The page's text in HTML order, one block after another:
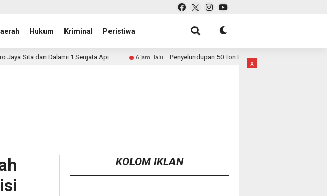
Hukum Kriminal Peristiwa
Api 6 jam lalu Penyelundupan 50 Ton Pasir Timah ke Malaysia Dibongkar, Bareskrim Buru
KOLOM IKLAN
x